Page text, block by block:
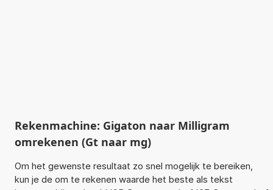
Rekenmachine: Gigaton naar Milligram
omrekenen (Gt naar mg)
Om het gewenste resultaat zo snel mogelijk te bereiken,
kun je de om te rekenen waarde het beste als tekst